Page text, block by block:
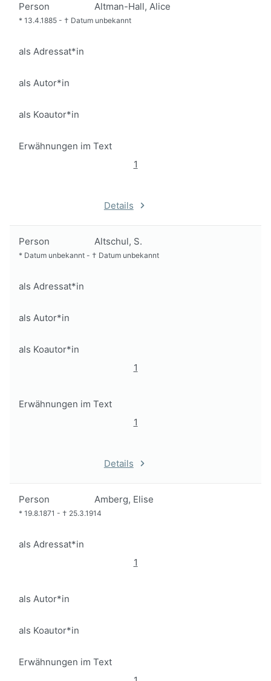
Person Altman-Hall, Alice
* 13.4.1885 - † Datum unbekannt
als Adressat*in
als Autor*in
als Koautor*in
Erwähnungen im Text
1
Details
Person Altschul, S.
* Datum unbekannt - † Datum unbekannt
als Adressat*in
als Autor*in
als Koautor*in
1
Erwähnungen im Text
1
Details
Person Amberg, Elise
* 19.8.1871 - † 25.3.1914
als Adressat*in
1
als Autor*in
als Koautor*in
Erwähnungen im Text